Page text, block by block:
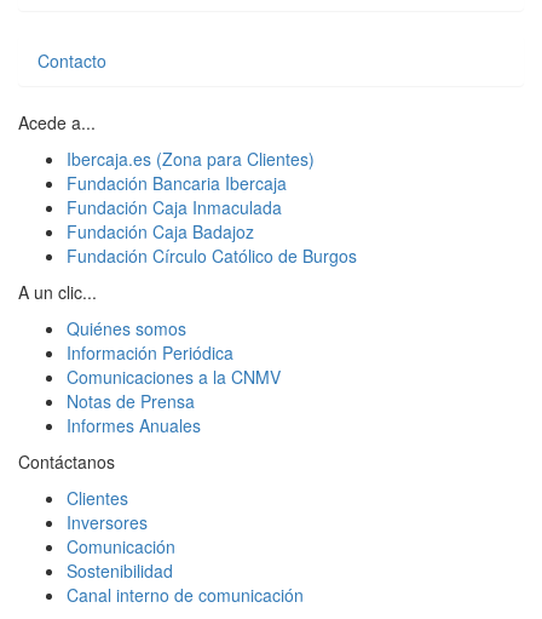
Contacto
Acede a...
Ibercaja.es (Zona para Clientes)
Fundación Bancaria Ibercaja
Fundación Caja Inmaculada
Fundación Caja Badajoz
Fundación Círculo Católico de Burgos
A un clic...
Quiénes somos
Información Periódica
Comunicaciones a la CNMV
Notas de Prensa
Informes Anuales
Contáctanos
Clientes
Inversores
Comunicación
Sostenibilidad
Canal interno de comunicación